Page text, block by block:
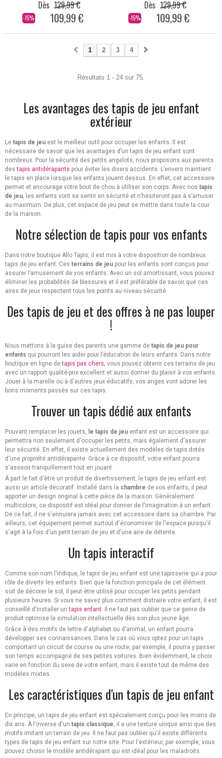
-15%
Dès 129,99 €
109,99 € -15%
Dès 129,99 €
109,99 €
1 2 3 4
Résultats 1 - 24 sur 75.
Les avantages des tapis de jeu enfant
extérieur
Le tapis de jeu est le meilleur outil pour occuper les enfants. Il est
nécessaire de savoir que les avantages d’un tapis de jeu enfant sont
nombreux. Pour la sécurité des petits angelots, nous proposons aux parents
destapis antidérapants pour éviter les divers accidents. L’envers maintient
le tapis en place lorsque les enfants jouent dessus. En effet, cet accessoire
permet et encourage votre bout de chou à utiliser son corps. Avec nos tapis
de jeu, les enfants vont se sentir en sécurité et n’hésiteront pas à s’amuser
au maximum. De plus, cet espace de jeu peut se mettre dans toute la cour
de la maison.
Notre sélection de tapis pour vos enfants
Dans notre boutique Allo Tapis, il est mis à votre disposition de nombreux
tapis de jeu enfant. Ces terrains de jeu pour les enfants sont conçus pour
assurer l’amusement de vos enfants. Avec un sol amortissant, vous pouvez
éliminer les probabilités de blessures et il est préférable de savoir que ces
aires de jeux respectent tous les points au niveau sécurité.
Des tapis de jeu et des offres à ne pas louper
!
Nous mettons à la guise des parents une gamme de tapis de jeu pour
enfants qui pourront les aider pour l’éducation de leurs enfants. Dans notre
boutique en ligne detapis pas chers, vous pouvez obtenir ces terrains de jeu
avec un rapport qualité-prix excellent et aussi donner du plaisir à vos enfants.
Jouer à la marelle ou à d'autres jeux éducatifs, vos anges vont adorer les
bons moments passés sur ces tapis.
Trouver un tapis dédié aux enfants
Pouvant remplacer les jouets, le tapis de jeu enfant est un accessoire qui
permettra non seulement d'occuper les petits, mais également d'assurer
leur sécurité. En effet, il existe actuellement des modèles de tapis dotés
d'une propriété antidérapante. Grâce à ce dispositif, votre enfant pourra
s'asseoir tranquillement tout en jouant.
À part le fait d'être un produit de divertissement, le tapis de jeu enfant est
aussi un article décoratif. Installé dans la chambre de vos enfants, il peut
apporter un design original à cette pièce de la maison. Généralement
multicolore, ce dispositif est idéal pour donner de l'imagination à un enfant.
De ce fait, il ne s'ennuiera jamais avec cet accessoire dans sa chambre. Par
ailleurs, cet équipement permet surtout d'économiser de l'espace puisqu'il
s'agit à la fois d'un petit terrain de jeu et d'une aire de détente.
Un tapis interactif
Comme son nom l'indique, le tapis de jeu enfant est une tapisserie qui a pour
rôle de divertir les enfants. Bien que la fonction principale de cet élément
soit de décorer le sol, il peut être utilisé pour occuper les petits pendant
plusieurs heures. Si vous ne savez plus comment distraire votre enfant, il est
conseillé d'installer untapis enfant. Il ne faut pas oublier que ce genre de
produit optimise la simulation intellectuelle dès son plus jeune âge.
Grâce à des motifs de lettre d'alphabet ou d'animal, un enfant pourra
développer ses connaissances. Dans le cas où vous optez pour un tapis
comportant un circuit de course ou une route, par exemple, il pourra y passer
son temps accompagné de ses petites voitures. Bien évidemment, le choix
varie en fonction du sexe de votre enfant, mais il existe tout de même des
modèles mixtes.
Les caractéristiques d'un tapis de jeu enfant
En principe, un tapis de jeu enfant est spécialement conçu pour les moins de
dix ans. À l'inverse d'un tapis classique, il a une texture unique ainsi que des
motifs imitant un terrain de jeu. Il ne faut pas oublier qu'il existe différents
types de tapis de jeu enfant sur notre site. Pour l'extérieur, par exemple, vous
pouvez choisir le modèle antidérapant qui est idéal pour les maladroits.